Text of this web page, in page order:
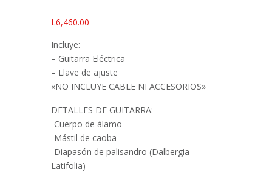
L6,460.00
Incluye:
– Guitarra Eléctrica
– Llave de ajuste
«NO INCLUYE CABLE NI ACCESORIOS»
DETALLES DE GUITARRA:
-Cuerpo de álamo
-Mástil de caoba
-Diapasón de palisandro (Dalbergia
Latifolia)